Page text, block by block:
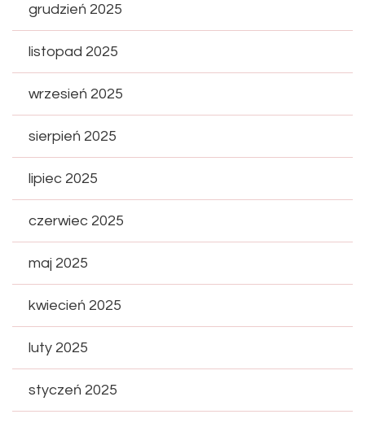
grudzień 2025
listopad 2025
wrzesień 2025
sierpień 2025
lipiec 2025
czerwiec 2025
maj 2025
kwiecień 2025
luty 2025
styczeń 2025